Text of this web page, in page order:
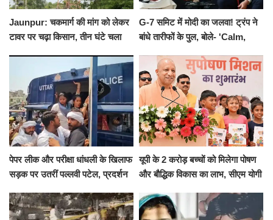
Jaunpur: चकमार्ग की मांग को लेकर
टावर पर चढ़ा किसान, तीन घंटे चला
G-7 समिट में मोदी का जलवा! ट्रंप ने
बांधे तारीफों के पुल, बोले- 'Calm,
पेपर लीक और परीक्षा धांधली के खिलाफ
सड़क पर उतरीं पल्लवी पटेल, प्रदर्शन
यूपी के 2 करोड़ बच्चों को मिलेगा पोषण
और बौद्धिक विकास का लाभ, सीएम योगी